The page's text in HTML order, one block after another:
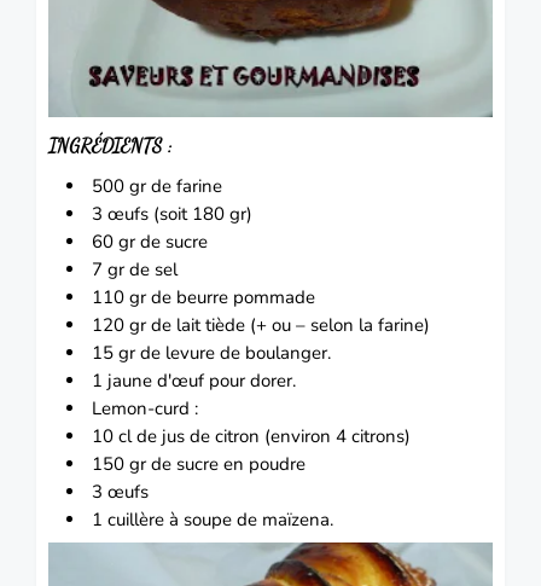
INGRÉDIENTS :
500 gr de farine
3 œufs (soit 180 gr)
60 gr de sucre
7 gr de sel
110 gr de beurre pommade
120 gr de lait tiède (+ ou – selon la farine)
15 gr de levure de boulanger.
1 jaune d'œuf pour dorer.
Lemon-curd :
10 cl de jus de citron (environ 4 citrons)
150 gr de sucre en poudre
3 œufs
1 cuillère à soupe de maïzena.